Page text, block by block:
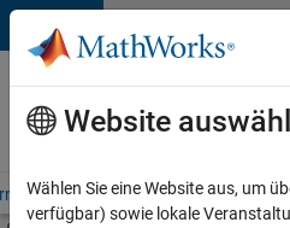
Weiter zum Inhalt
Karriere
bei
MathWorks
– Übersicht Stellensuche
Website
Wählen Sie eine Website aus, um
verfügbar) sowie lokale